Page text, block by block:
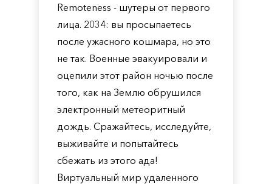
Remoteness - шутеры от первого
лица. 2034: вы просыпаетесь
после ужасного кошмара, но это
не так. Военные эвакуировали и
оцепили этот район ночью после
того, как на Землю обрушился
электронный метеоритный
дождь. Сражайтесь, исследуйте,
выживайте и попытайтесь
сбежать из этого ада!
Виртуальный мир удаленного